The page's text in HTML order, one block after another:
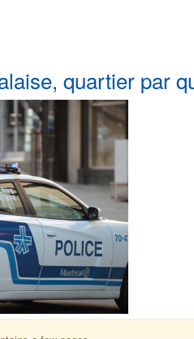
quartier par